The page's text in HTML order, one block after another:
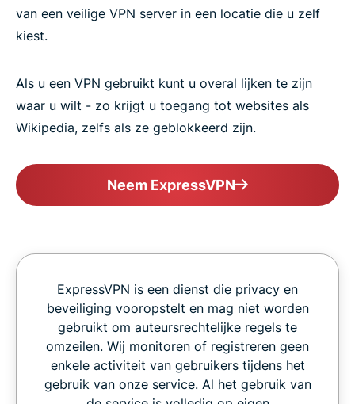
van een veilige VPN server in een locatie die u zelf
kiest.
Als u een VPN gebruikt kunt u overal lijken te zijn
waar u wilt - zo krijgt u toegang tot websites als
Wikipedia, zelfs als ze geblokkeerd zijn.
Neem ExpressVPN
ExpressVPN is een dienst die privacy en
beveiliging vooropstelt en mag niet worden
gebruikt om auteursrechtelijke regels te
omzeilen. Wij monitoren of registreren geen
enkele activiteit van gebruikers tijdens het
gebruik van onze service. Al het gebruik van